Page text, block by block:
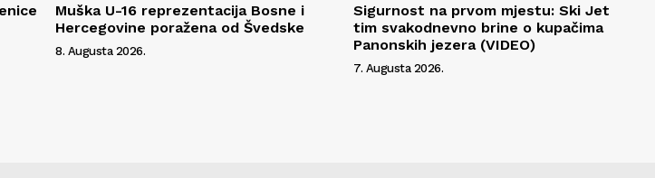
Muška U-16 reprezentacija Bosne i
Hercegovine poražena od Švedske
8. Augusta 2026.
Sigurnost na prvom mjestu: Ski Jet
tim svakodnevno brine o kupačima
Panonskih jezera (VIDEO)
7. Augusta 2026.